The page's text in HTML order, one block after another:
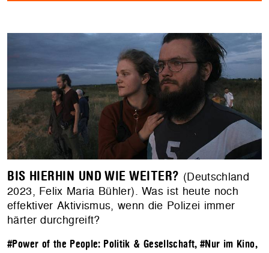
BIS HIERHIN UND WIE WEITER? (Deutschland
2023, Felix Maria Bühler). Was ist heute noch
effektiver Aktivismus, wenn die Polizei immer
härter durchgreift?
#Power of the People: Politik & Gesellschaft,#Nur im Kino,